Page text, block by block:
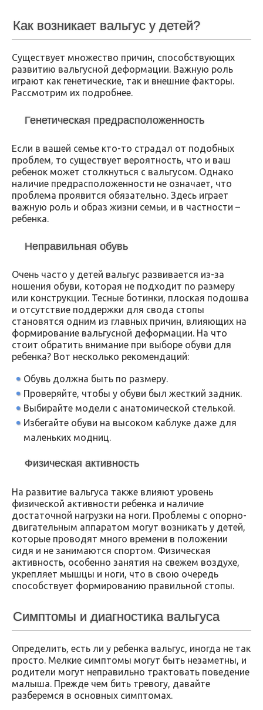
Как возникает вальгус у детей?
Существует множество причин, способствующих
развитию вальгусной деформации. Важную роль
играют как генетические, так и внешние факторы.
Рассмотрим их подробнее.
Генетическая предрасположенность
Если в вашей семье кто-то страдал от подобных
проблем, то существует вероятность, что и ваш
ребенок может столкнуться с вальгусом. Однако
наличие предрасположенности не означает, что
проблема проявится обязательно. Здесь играет
важную роль и образ жизни семьи, и в частности –
ребенка.
Неправильная обувь
Очень часто у детей вальгус развивается из-за
ношения обуви, которая не подходит по размеру
или конструкции. Тесные ботинки, плоская подошва
и отсутствие поддержки для свода стопы
становятся одним из главных причин, влияющих на
формирование вальгусной деформации. На что
стоит обратить внимание при выборе обуви для
ребенка? Вот несколько рекомендаций:
Обувь должна быть по размеру.
Проверяйте, чтобы у обуви был жесткий задник.
Выбирайте модели с анатомической стелькой.
Избегайте обуви на высоком каблуке даже для
маленьких модниц.
Физическая активность
На развитие вальгуса также влияют уровень
физической активности ребенка и наличие
достаточной нагрузки на ноги. Проблемы с опорно-
двигательным аппаратом могут возникать у детей,
которые проводят много времени в положении
сидя и не занимаются спортом. Физическая
активность, особенно занятия на свежем воздухе,
укрепляет мышцы и ноги, что в свою очередь
способствует формированию правильной стопы.
Симптомы и диагностика вальгуса
Определить, есть ли у ребенка вальгус, иногда не так
просто. Мелкие симптомы могут быть незаметны, и
родители могут неправильно трактовать поведение
малыша. Прежде чем бить тревогу, давайте
разберемся в основных симптомах.